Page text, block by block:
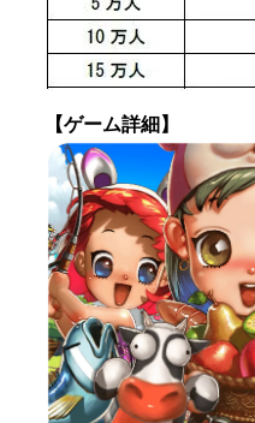
【ゲーム詳細】